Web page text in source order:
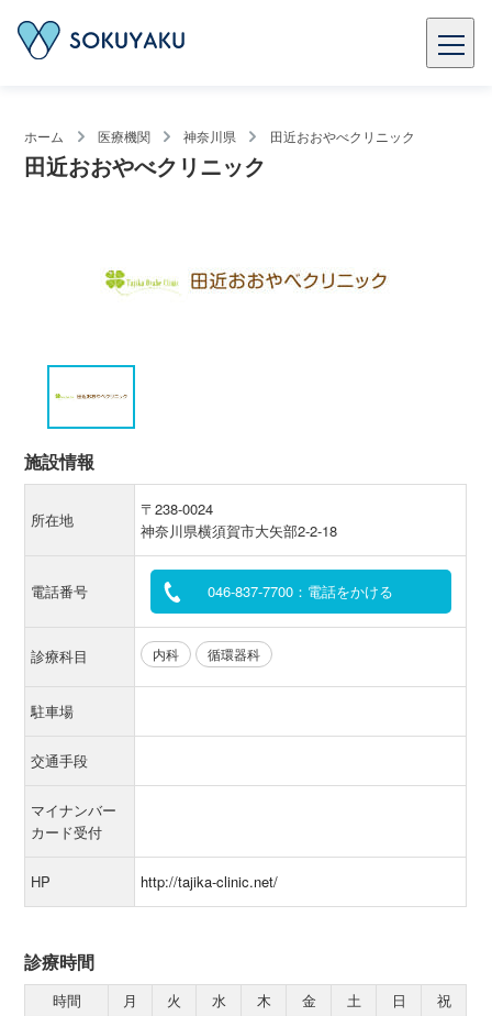
ホーム 医療機関 神奈川県 田近おおやべクリニック
田近おおやべクリニック
施設情報
所在地
〒238-0024
神奈川県横須賀市大矢部2-2-18
電話番号 046-837-7700：電話をかける
診療科目 内科 循環器科
駐車場
交通手段
マイナンバー
カード受付
HP http://tajika-clinic.net/
診療時間
時間 月 火 水 木 金 土 日
祝